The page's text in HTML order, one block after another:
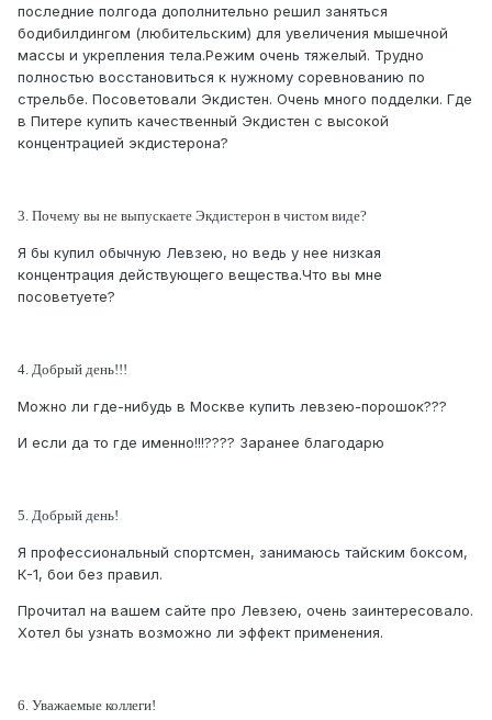
последние полгода дополнительно решил заняться
бодибилдингом (любительским) для увеличения мышечной
массы и укрепления тела.Режим очень тяжелый. Трудно
полностью восстановиться к нужному соревнованию по
стрельбе. Посоветовали Экдистен. Очень много подделки. Где
в Питере купить качественный Экдистен с высокой
концентрацией экдистерона?
3. Почему вы не выпускаете Экдистерон в чистом виде?
Я бы купил обычную Левзею, но ведь у нее низкая
концентрация действующего вещества.Что вы мне
посоветуете?
4. Добрый день!!!
Можно ли где-нибудь в Москве купить левзею-порошок???
И если да то где именно!!!???? Заранее благодарю
5. Добрый день!
Я профессиональный спортсмен, занимаюсь тайским боксом,
К-1, бои без правил.
Прочитал на вашем сайте про Левзею, очень заинтересовало.
Хотел бы узнать возможно ли эффект применения.
6. Уважаемые коллеги!